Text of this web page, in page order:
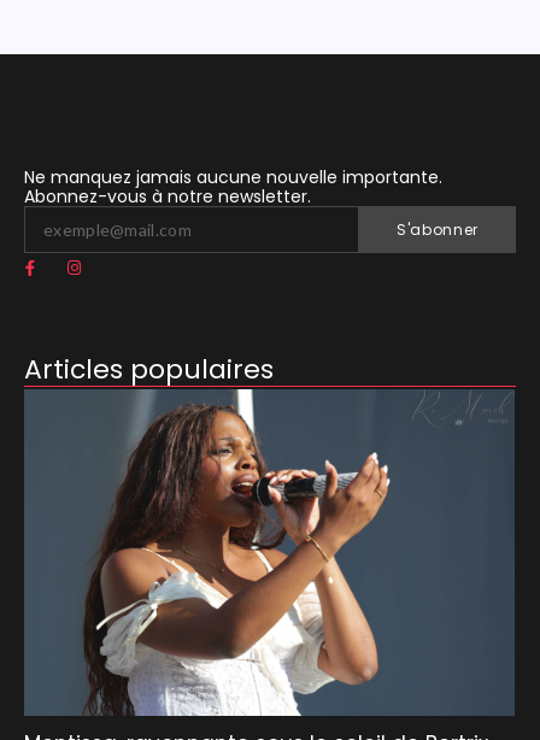
Ne manquez jamais aucune nouvelle importante.
Abonnez-vous à notre newsletter.
S'abonner
Articles populaires